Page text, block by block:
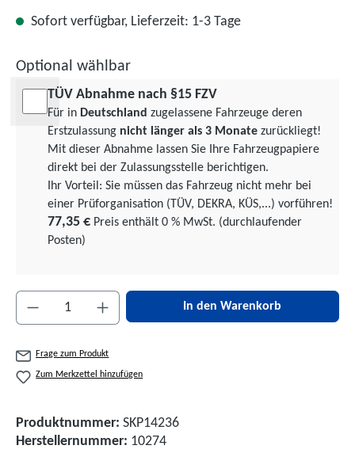
Sofort verfügbar, Lieferzeit: 1-3 Tage
Optional wählbar
TÜV Abnahme nach §15 FZV
Für in Deutschland zugelassene Fahrzeuge deren
Erstzulassung nicht länger als 3 Monate zurückliegt!
Mit dieser Abnahme lassen Sie Ihre Fahrzeugpapiere
direkt bei der Zulassungsstelle berichtigen.
Ihr Vorteil: Sie müssen das Fahrzeug nicht mehr bei
einer Prüforgani­sation (TÜV, DEKRA, KÜS,...) vorführen!
77,35 € Preis enthält 0 % MwSt. (durchlaufender
Posten)
Produkt Anzahl: Gib den gewünschten Wert
In den Warenkorb
Frage zum Produkt
Zum Merkzettel hinzufügen
Produktnummer: SKP14236
Herstellernummer: 10274